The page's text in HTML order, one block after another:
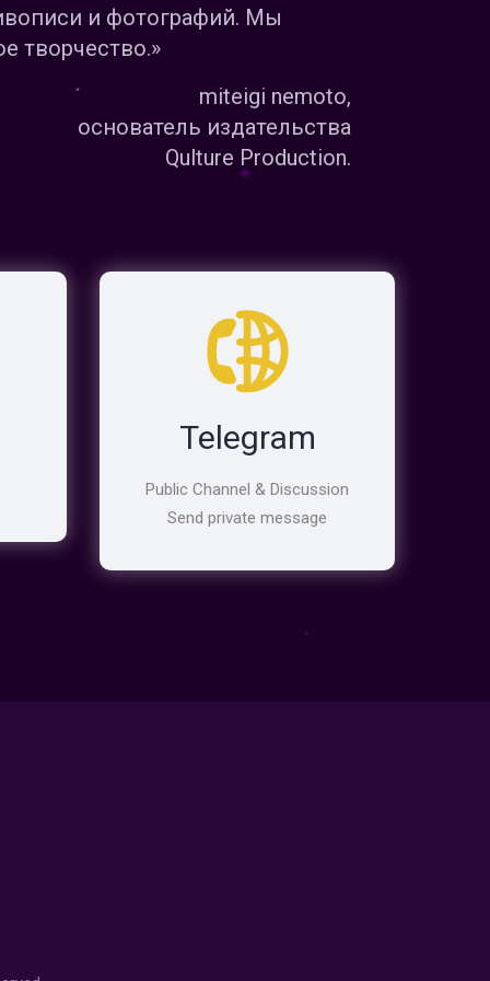
и фотографий. Мы
творчество.»
miteigi nemoto,
основатель издательства
Qulture Production.
Telegram
Public Channel & Discussion
Send private message